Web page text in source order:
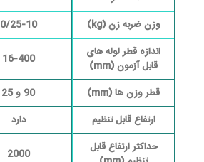
وزن ضربه زن (kg)
0/25-10
اندازه قطر لوله های
قابل آزمون (mm)
16-400
قطر وزن ها (mm)
90 و 25
ارتفاع قابل تنظیم
دارد
حداکثر ارتفاع قابل
2000